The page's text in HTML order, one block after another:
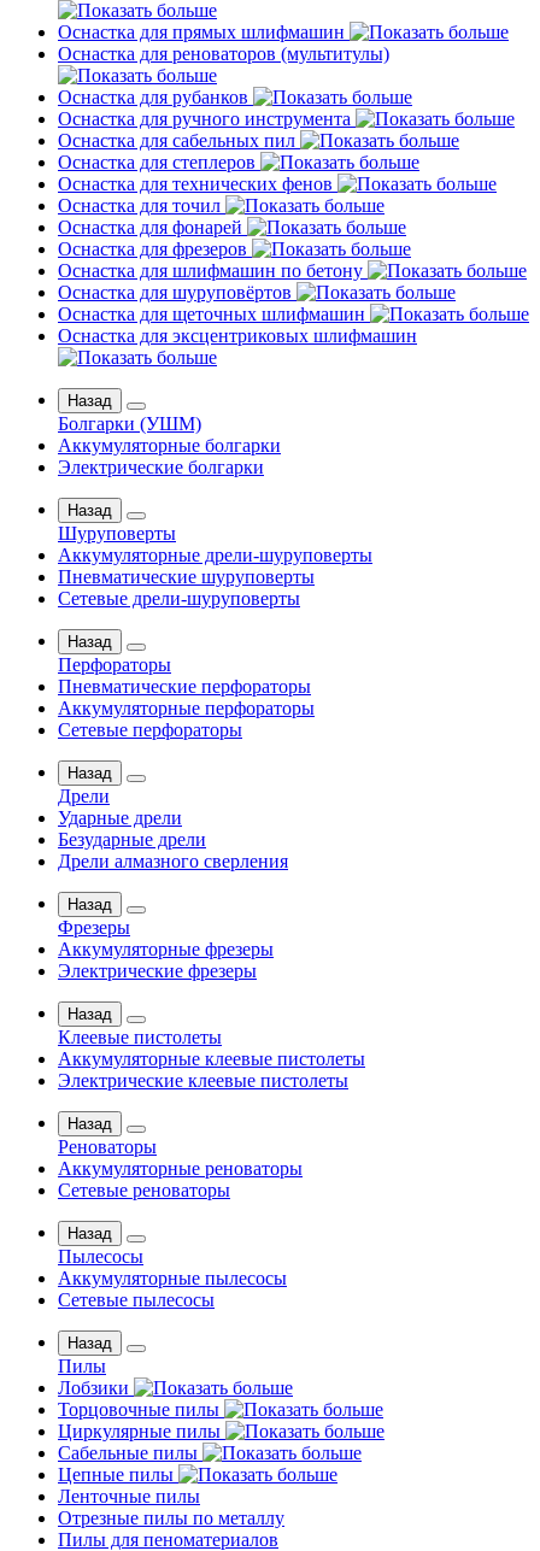
Оснастка для прямых шлифмашин
Оснастка для реноваторов (мультитулы)
Оснастка для рубанков
Оснастка для ручного инструмента
Оснастка для сабельных пил
Оснастка для степлеров
Оснастка для технических фенов
Оснастка для точил
Оснастка для фонарей
Оснастка для фрезеров
Оснастка для шлифмашин по бетону
Оснастка для шуруповёртов
Оснастка для щеточных шлифмашин
Оснастка для эксцентриковых шлифмашин
Назад
Болгарки (УШМ)
Аккумуляторные болгарки
Электрические болгарки
Назад
Шуруповерты
Аккумуляторные дрели-шуруповерты
Пневматические шуруповерты
Сетевые дрели-шуруповерты
Назад
Перфораторы
Пневматические перфораторы
Аккумуляторные перфораторы
Сетевые перфораторы
Назад
Дрели
Ударные дрели
Безударные дрели
Дрели алмазного сверления
Назад
Фрезеры
Аккумуляторные фрезеры
Электрические фрезеры
Назад
Клеевые пистолеты
Аккумуляторные клеевые пистолеты
Электрические клеевые пистолеты
Назад
Реноваторы
Аккумуляторные реноваторы
Сетевые реноваторы
Назад
Пылесосы
Аккумуляторные пылесосы
Сетевые пылесосы
Назад
Пилы
Лобзики
Торцовочные пилы
Циркулярные пилы
Сабельные пилы
Цепные пилы
Ленточные пилы
Отрезные пилы по металлу
Пилы для пеноматериалов